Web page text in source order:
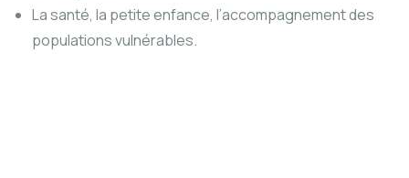
La santé, la petite enfance, l’accompagnement des
populations vulnérables.